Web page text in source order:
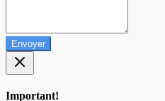
Envoyer
Important!